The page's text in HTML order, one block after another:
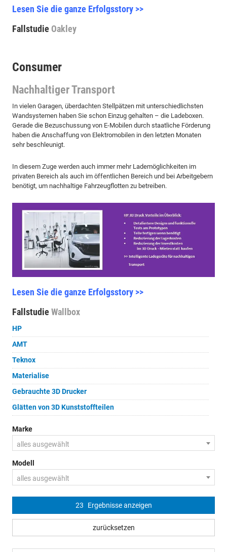
Lesen Sie die ganze Erfolgsstory >>
Fallstudie Oakley
Consumer
Nachhaltiger Transport
In vielen Garagen, überdachten Stellpätzen mit unterschiedlichsten
Wandsystemen haben Sie schon Einzug gehalten – die Ladeboxen.
Gerade die Bezuschussung von E-Mobilen durch staatliche Förderung
haben die Anschaffung von Elektromobilen in den letzten Monaten
sehr beschleunigt.
In diesem Zuge werden auch immer mehr Lademöglichkeiten im
privaten Bereich als auch im öffentlichen Bereich und bei Arbeitgebern
benötigt, um nachhaltige Fahrzeugflotten zu betreiben.
Lesen Sie die ganze Erfolgsstory >>
Fallstudie Wallbox
HP
AMT
Teknox
Materialise
Gebrauchte 3D Drucker
Glätten von 3D Kunststoffteilen
Marke
alles ausgewählt
Modell
alles ausgewählt
23 Ergebnisse anzeigen
zurücksetzen